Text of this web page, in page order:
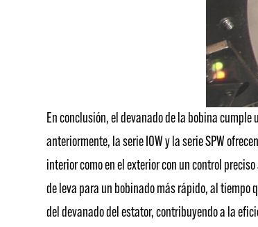
En conclusión, el devanado de la bobina
anteriormente, la serie IOW y la serie SPW
interior como en el exterior con un control
de leva para un bobinado más rápido, al
del devanado del estator, contribuyendo a la